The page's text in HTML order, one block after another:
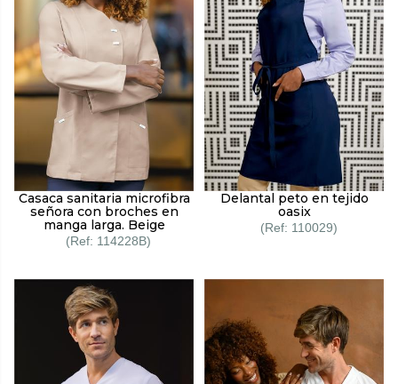
Casaca sanitaria microfibra
señora con broches en
manga larga. Beige
114228B
Delantal peto en tejido
oasix
110029